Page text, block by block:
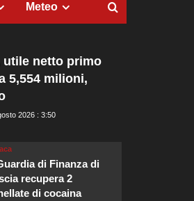
Meteo
utile netto primo
5,554 milioni,
2026 : 3:50
di Finanza di
recupera 2
di cocaina